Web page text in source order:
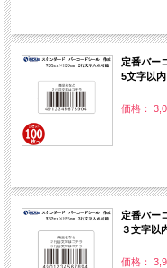
定番バー
5文字以
価格：
定番バー
３文字
価格：